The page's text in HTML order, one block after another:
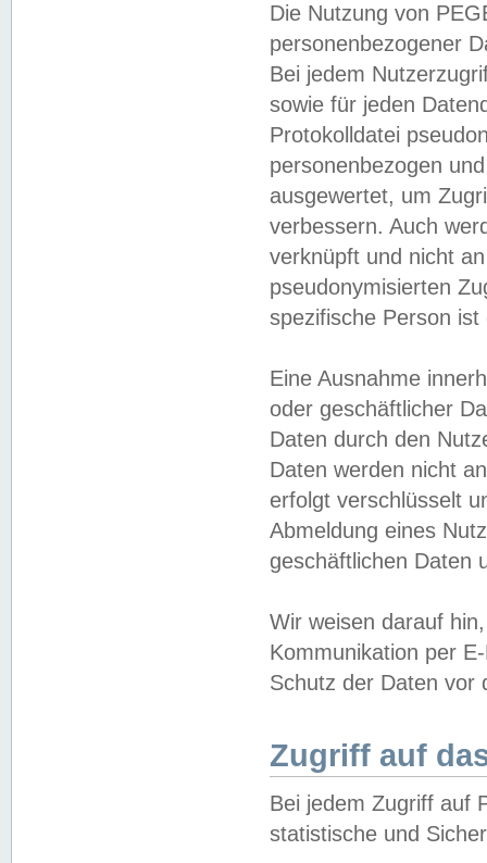
Die Nutzung von
personenbezogener
Bei jedem
sowie für jeden
Protokolldatei
personenbezogen
ausgewertet, um
verbessern. Auch
verknüpft und nicht
pseudonymisierten
spezifische Person
Eine Ausnahme
oder geschäftlicher
Daten durch den
Daten werden nicht
erfolgt verschlüsselt
Abmeldung eines
geschäftlichen Daten
Wir weisen darauf
Kommunikation per
Schutz der Daten vor
Zugriff auf
Bei jedem Zugriff auf
statistische und